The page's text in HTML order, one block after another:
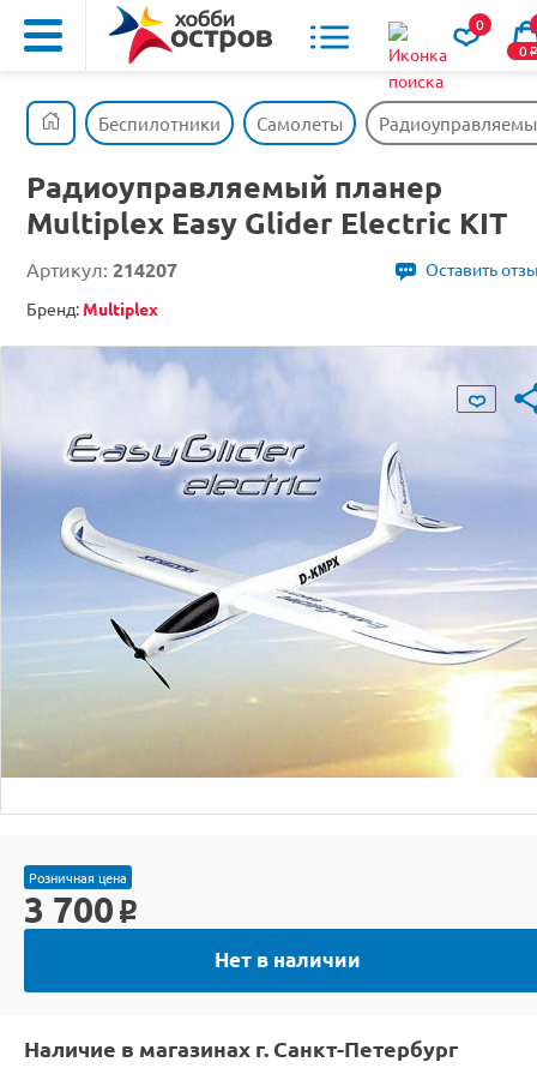
0
0o
Беспилотники Самолеты
Радиоуправляемый планер
Multiplex Easy Glider Electric KIT
Артикул: 214207
Оставить
Бренд: Multiplex
Розничная цена
3 700 o
Нет в наличии
Наличие в магазинах г. Санкт-Петербург